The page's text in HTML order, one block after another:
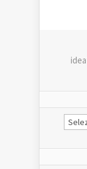
Le